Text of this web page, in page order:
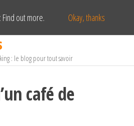
: le blog pour tout savoir
café de
Find out more. Okay, thanks